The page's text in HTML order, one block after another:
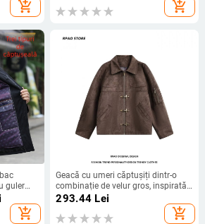
add_shopping_cart add_shopping_cart
guler
și
add_shopping_cart
Geacă cu umeri căptușiți dintr-o
combinație de velur gros, inspirată
de Harajuku, stil minimalist casual
293.44 Lei
add_shopping_cart